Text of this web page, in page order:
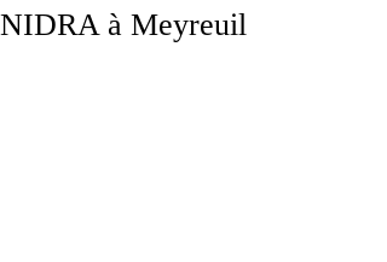
NIDRA à Meyreuil